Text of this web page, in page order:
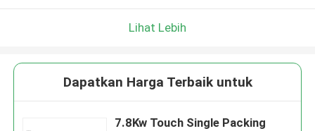
Lihat Lebih
Dapatkan Harga Terbaik untuk
7.8Kw Touch Single Packing